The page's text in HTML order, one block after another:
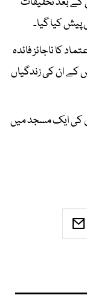
کیا گیا۔
کا ناجائز فائدہ
جس کے ان کی زندگیاں
کی ایک مسجد میں